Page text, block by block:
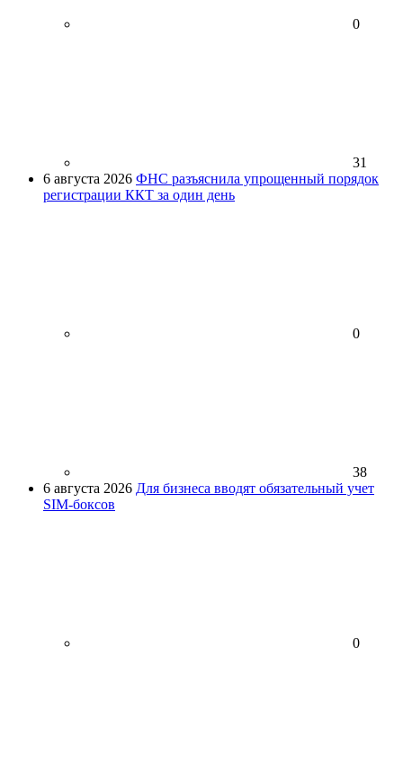
0
31
6 августа 2026 ФНС разъяснила упрощенный порядок
регистрации ККТ за один день
0
38
6 августа 2026 Для бизнеса вводят обязательный учет
SIM-боксов
0